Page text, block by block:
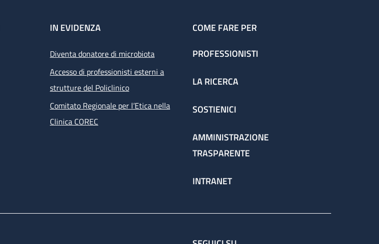
IN EVIDENZA
Diventa donatore di microbiota
Accesso di professionisti esterni a
strutture del Policlinico
Comitato Regionale per l’Etica nella
Clinica COREC
COME FARE PER
PROFESSIONISTI
LA RICERCA
SOSTIENICI
AMMINISTRAZIONE
TRASPARENTE
INTRANET